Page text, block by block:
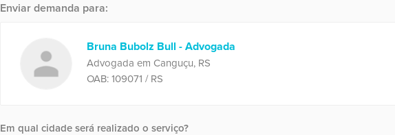
Enviar demanda para:
Bruna Bubolz Bull - Advogada
Advogada em Canguçu, RS
OAB: 109071 / RS
Em qual cidade será realizado o serviço?